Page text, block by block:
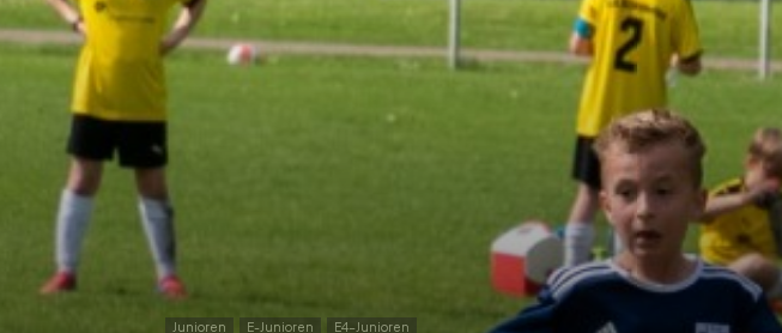
Junioren E-Junioren E4-Junioren